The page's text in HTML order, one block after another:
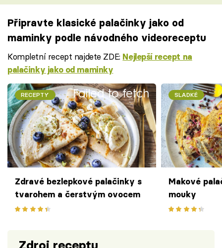
Připravte klasické palačinky jako od
maminky podle návodného videoreceptu
Kompletní recept najdete ZDE: Nejlepší recept na
palačinky jako od maminky
Failed to fetch
RECEPTY
Zdravé bezlepkové palačinky s
tvarohem a čerstvým ovocem
SLADKÉ
Makové
mouky